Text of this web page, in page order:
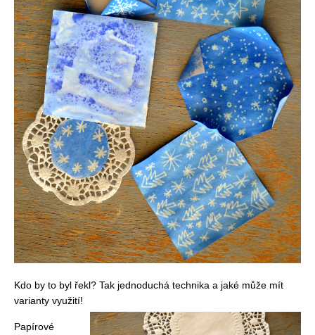
Kdo by to byl řekl? Tak jednoduchá technika a jaké může mít
varianty využití!
Papírové